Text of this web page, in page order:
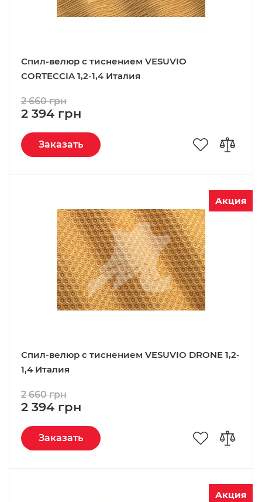
Спил-велюр c тиснением VESUVIO
CORTECCIA 1,2-1,4 Италия
2 394 грн
2 660 грн
Заказать
Акция
Спил-велюр c тиснением VESUVIO DRONE 1,2-
1,4 Италия
2 394 грн
2 660 грн
Заказать
Акция